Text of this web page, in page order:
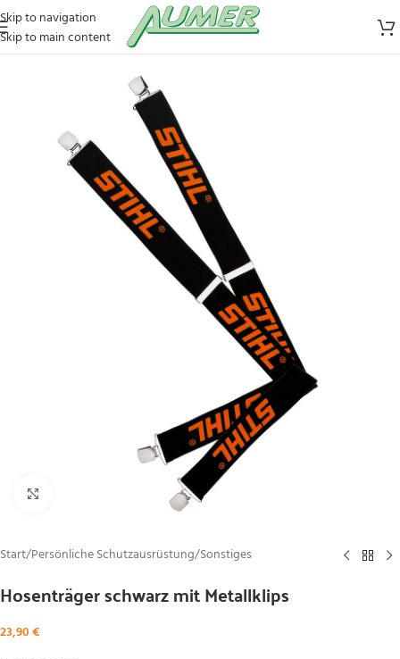
Skip to navigation
Skip to main content
Zum Vergrößern klicken
Start/Persönliche Schutzausrüstung/Sonstiges
Hosenträger schwarz mit Metallklips
23,90€